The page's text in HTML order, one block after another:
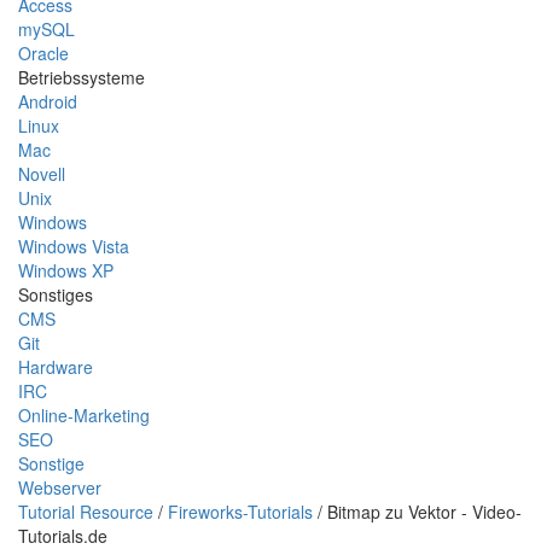
Access
mySQL
Oracle
Betriebssysteme
Android
Linux
Mac
Novell
Unix
Windows
Windows Vista
Windows XP
Sonstiges
CMS
Git
Hardware
IRC
Online-Marketing
SEO
Sonstige
Webserver
Tutorial Resource / Fireworks-Tutorials / Bitmap zu Vektor - Video-
Tutorials.de